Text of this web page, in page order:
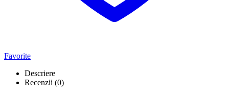
Favorite
Descriere
Recenzii (0)